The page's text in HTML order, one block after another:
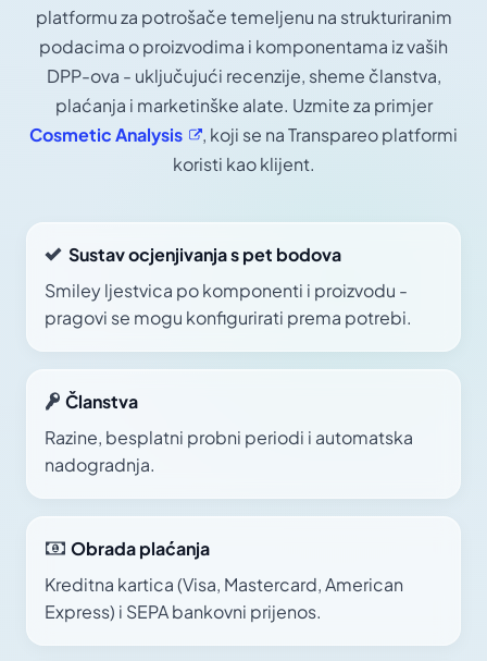
platformu za potrošače temeljenu na strukturiranim
podacima o proizvodima i komponentama iz vaših
DPP-ova - uključujući recenzije, sheme članstva,
plaćanja i marketinške alate. Uzmite za primjer
CosmeticAnalysis
, koji se na Transpareo platformi
koristi kao klijent.
Sustav ocjenjivanja s pet bodova
Smiley ljestvica po komponenti i proizvodu -
pragovi se mogu konfigurirati prema potrebi.
Članstva
Razine, besplatni probni periodi i automatska
nadogradnja.
Obrada plaćanja
Kreditna kartica (Visa, Mastercard, American
Express) i SEPA bankovni prijenos.